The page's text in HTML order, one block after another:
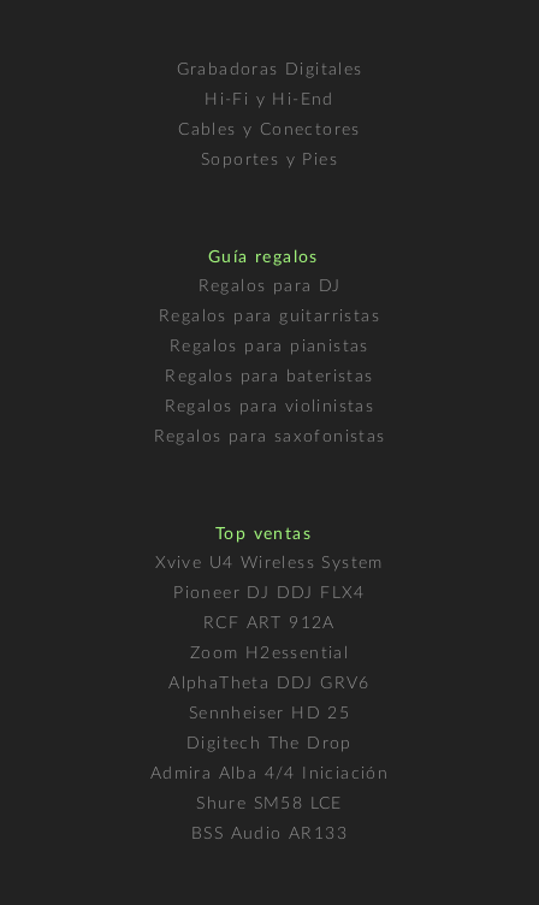
Grabadoras Digitales
Hi-Fi y Hi-End
Cables y Conectores
Soportes y Pies
Guía regalos
Regalos para DJ
Regalos para guitarristas
Regalos para pianistas
Regalos para bateristas
Regalos para violinistas
Regalos para saxofonistas
Top ventas
Xvive U4 Wireless System
Pioneer DJ DDJ FLX4
RCF ART 912A
Zoom H2essential
AlphaTheta DDJ GRV6
Sennheiser HD 25
Digitech The Drop
Admira Alba 4/4 Iniciación
Shure SM58 LCE
BSS Audio AR133